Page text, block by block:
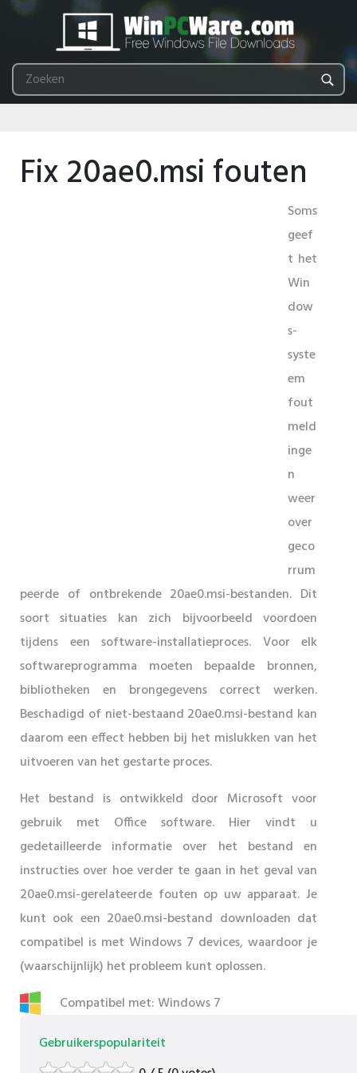
Fix 20ae0.msi fouten
Soms
geef
t het
Win
dow
s-
syste
em
fout
meld
inge
n
weer
over
geco
rrum
peerde of ontbrekende 20ae0.msi-bestanden. Dit
soort situaties kan zich bijvoorbeeld voordoen
tijdens een software-installatieproces. Voor elk
softwareprogramma moeten bepaalde bronnen,
bibliotheken en brongegevens correct werken.
Beschadigd of niet-bestaand 20ae0.msi-bestand kan
daarom een ​​effect hebben bij het mislukken van het
uitvoeren van het gestarte proces.
Het bestand is ontwikkeld door Microsoft voor
gebruik met Office software. Hier vindt u
gedetailleerde informatie over het bestand en
instructies over hoe verder te gaan in het geval van
20ae0.msi-gerelateerde fouten op uw apparaat. Je
kunt ook een 20ae0.msi-bestand downloaden dat
compatibel is met Windows 7 devices, waardoor je
(waarschijnlijk) het probleem kunt oplossen.
Compatibel met: Windows 7
Gebruikerspopulariteit